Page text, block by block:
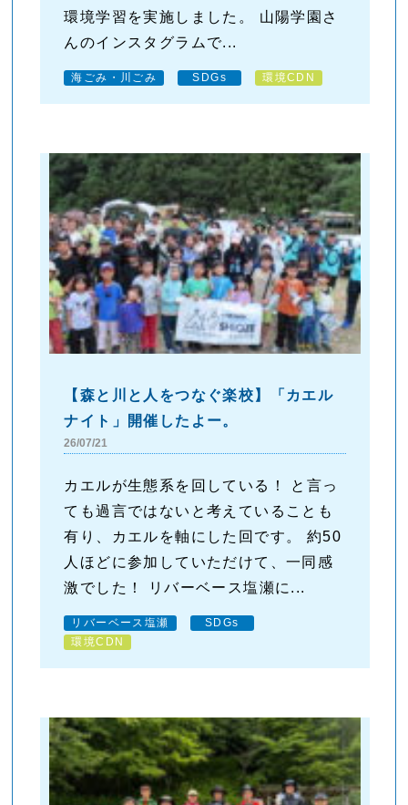
環境学習を実施しました。 山陽学園さ
んのインスタグラムで...
海ごみ・川ごみ SDGs 環境CDN
【森と川と人をつなぐ楽校】「カエル
ナイト」開催したよー。
26/07/21
カエルが生態系を回している！ と言っ
ても過言ではないと考えていることも
有り、カエルを軸にした回です。 約50
人ほどに参加していただけて、一同感
激でした！ リバーベース塩瀬に...
リバーベース塩瀬
SDGs
環境CDN